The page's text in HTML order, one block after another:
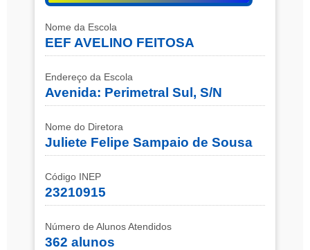
Nome da Escola
EEF AVELINO FEITOSA
Endereço da Escola
Avenida: Perimetral Sul, S/N
Nome do Diretora
Juliete Felipe Sampaio de Sousa
Código INEP
23210915
Número de Alunos Atendidos
362 alunos